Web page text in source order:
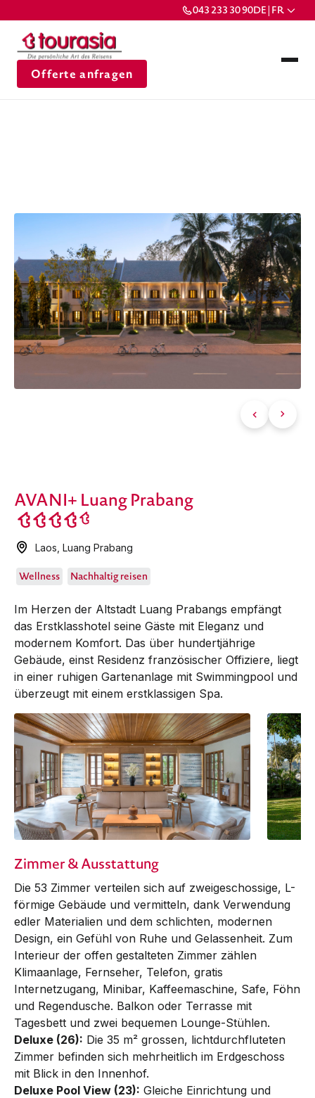
043 233 30 90DE | FR
Offerte anfragen
AVANI+ Luang Prabang
Laos ,Luang Prabang
Wellness Nachhaltig reisen
Im Herzen der Altstadt Luang Prabangs empfängt
das Erstklasshotel seine Gäste mit Eleganz und
modernem Komfort. Das über hundertjährige
Gebäude, einst Residenz französischer Offiziere, liegt
in einer ruhigen Gartenanlage mit Swimmingpool und
überzeugt mit einem erstklassigen Spa.
Zimmer & Ausstattung
Die 53 Zimmer verteilen sich auf zweigeschossige, L-
förmige Gebäude und vermitteln, dank Verwendung
edler Materialien und dem schlichten, modernen
Design, ein Gefühl von Ruhe und Gelassenheit. Zum
Interieur der offen gestalteten Zimmer zählen
Klima­anlage, Fernseher, Telefon, gratis
Internet­zugang, Minibar, Kaffeemaschine, Safe, Föhn
und Regendusche. Balkon oder Terrasse mit
Tagesbett und zwei bequemen Lounge-Stühlen.
Deluxe (26): Die 35 m² grossen, lichtdurchfluteten
Zimmer befinden sich mehrheitlich im Erdg­eschoss
mit Blick in den Innenhof.
Deluxe Pool View (23): Gleiche Einrichtung und